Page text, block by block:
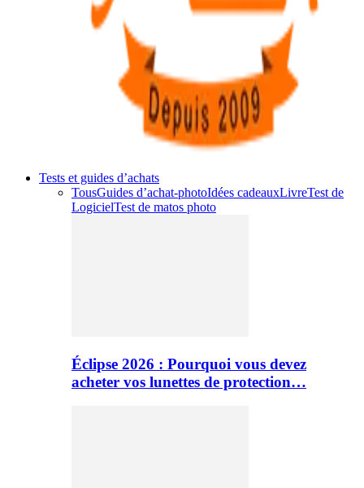
Tests et guides d’achats
TousGuides d’achat-photoIdées cadeauxLivreTest de
LogicielTest de matos photo
Éclipse 2026 : Pourquoi vous devez
acheter vos lunettes de protection…